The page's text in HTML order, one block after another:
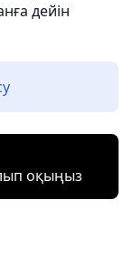
дейін
оқыңыз